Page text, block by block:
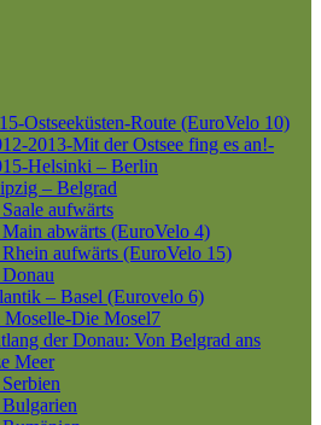
Ostseeküsten-Route (EuroVelo 10)
2013-Mit der Ostsee fing es an!-
Helsinki – Berlin
– Belgrad
aufwärts
Main abwärts (EuroVelo 4)
aufwärts (EuroVelo 15)
– Basel (Eurovelo 6)
Moselle-Die Mosel7
der Donau: Von Belgrad ans
Meer
Bulgarien